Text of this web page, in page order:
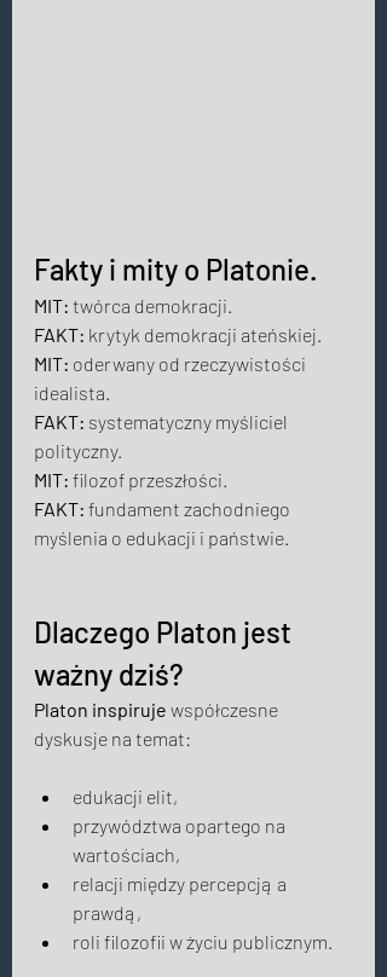
Fakty i mity o Platonie.
MIT: twórca demokracji.
FAKT: krytyk demokracji ateńskiej.
MIT: oderwany od rzeczywistości
idealista.
FAKT: systematyczny myśliciel
polityczny.
MIT: filozof przeszłości.
FAKT: fundament zachodniego
myślenia o edukacji i państwie.
Dlaczego Platon jest
ważny dziś?
Platon inspiruje współczesne
dyskusje na temat:
edukacji elit,
przywództwa opartego na
wartościach,
relacji między percepcją a
prawdą,
roli filozofii w życiu publicznym.